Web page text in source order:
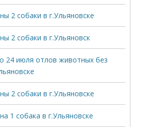
2 собаки в г.Ульяновске
2 собаки в г.Ульяновск
24 июля отлов животных без
2 собаки в г.Ульяновске
1 собака в г.Ульяновске